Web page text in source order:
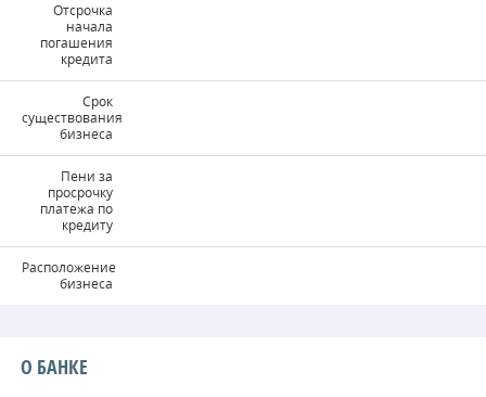
Отсрочка
начала
погашения
кредита
Срок
существования
бизнеса
Пени за
просрочку
платежа по
кредиту
Расположение
бизнеса
О БАНКЕ